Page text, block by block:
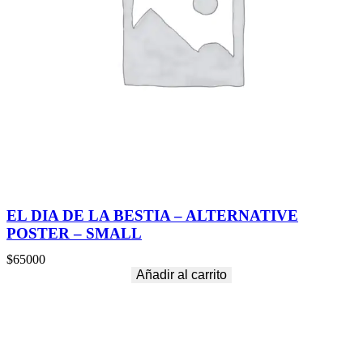
EL DIA DE LA BESTIA – ALTERNATIVE
POSTER – SMALL
$65000
Añadir al carrito